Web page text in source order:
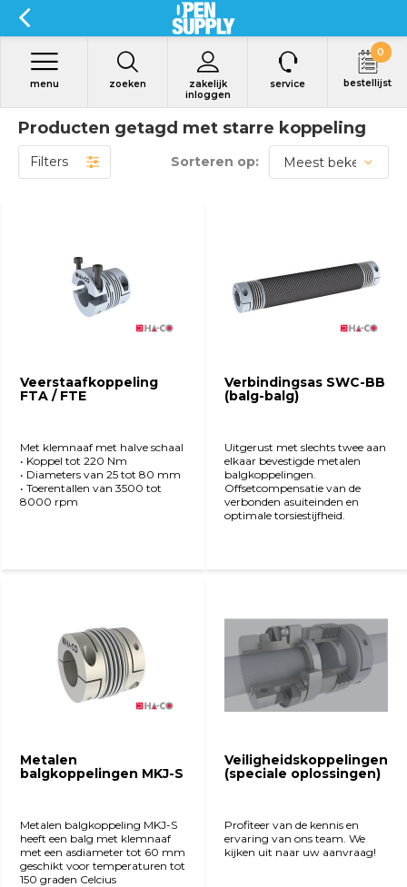
zoeken
zakelijk
inloggen
menu service bestellijst
0
Producten getagd met starre koppeling
Filters Sorteren op:
Veerstaafkoppeling
FTA / FTE
Met klemnaaf met halve schaal
• Koppel tot 220 Nm
• Diameters van 25 tot 80 mm
• Toerentallen van 3500 tot
8000 rpm
Verbindingsas SWC-BB
(balg-balg)
Uitgerust met slechts twee aan
elkaar bevestigde metalen
balgkoppelingen.
Offsetcompensatie van de
verbonden asuiteinden en
optimale torsiestijfheid.
Metalen
balgkoppelingen MKJ-S
Metalen balgkoppeling MKJ-S
heeft een balg met klemnaaf
met een asdiameter tot 60 mm
geschikt voor temperaturen tot
150 graden Celcius
Veiligheidskoppelingen
(speciale oplossingen)
Profiteer van de kennis en
ervaring van ons team. We
kijken uit naar uw aanvraag!